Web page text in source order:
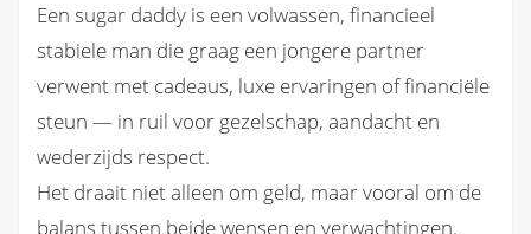
Een sugar daddy is een volwassen, financieel
stabiele man die graag een jongere partner
verwent met cadeaus, luxe ervaringen of financiële
steun — in ruil voor gezelschap, aandacht en
wederzijds respect.
Het draait niet alleen om geld, maar vooral om de
balans tussen beide wensen en verwachtingen.